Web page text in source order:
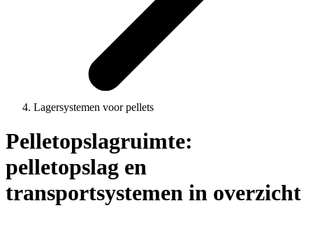
Lagersystemen voor pellets
Pelletopslagruimte:
pelletopslag en
transportsystemen in overzicht